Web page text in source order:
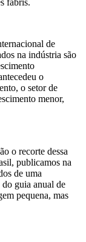
fabris.
de
na indústria são
o
o setor de
menor,
o recorte dessa
publicamos na
de uma
do guia anual de
pequena, mas